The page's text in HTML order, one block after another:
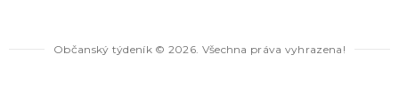
Občanský týdeník © 2026. Všechna práva vyhrazena!